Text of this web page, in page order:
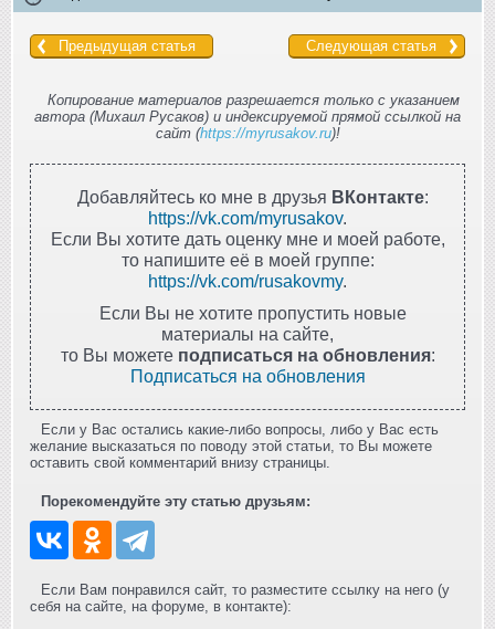
Предыдущая статья Следующая статья
Копирование материалов разрешается только с указанием
автора (Михаил Русаков) и индексируемой прямой ссылкой на
сайт (https://myrusakov.ru)!
Добавляйтесь ко мне в друзья ВКонтакте:
https://vk.com/myrusakov.
Если Вы хотите дать оценку мне и моей работе,
то напишите её в моей группе:
https://vk.com/rusakovmy.
Если Вы не хотите пропустить новые
материалы на сайте,
то Вы можете подписаться на обновления:
Подписаться на обновления
Если у Вас остались какие-либо вопросы, либо у Вас есть
желание высказаться по поводу этой статьи, то Вы можете
оставить свой комментарий внизу страницы.
Порекомендуйте эту статью друзьям:
Если Вам понравился сайт, то разместите ссылку на него (у
себя на сайте, на форуме, в контакте):